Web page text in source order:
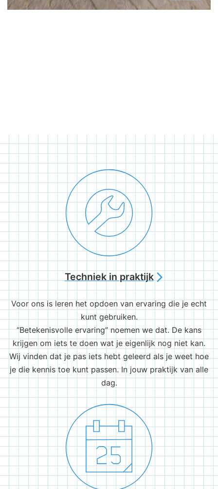
Techniek in praktijkarrow_forward_ios
Voor ons is leren het opdoen van ervaring die je echt
kunt gebruiken.
“Betekenisvolle ervaring” noemen we dat. De kans
krijgen om iets te doen wat je eigenlijk nog niet kan.
Wij vinden dat je pas iets hebt geleerd als je weet hoe
je die kennis toe kunt passen. In jouw praktijk van alle
dag.